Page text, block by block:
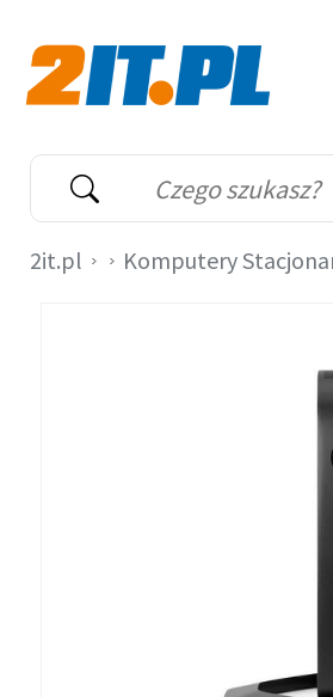
Wyszukiwarka
Słowo kluczowe
2it.pl Komputery